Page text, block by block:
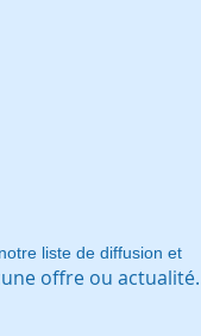
liste de diffusion et
offre ou actualité.